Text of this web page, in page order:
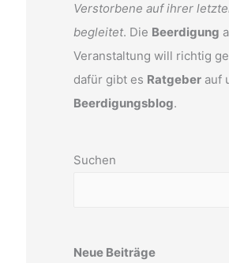
Verstorbene auf ihrer
begleitet. Die Beerdigung
Veranstaltung will richtig
dafür gibt es Ratgeber auf
Beerdigungsblog.
Suchen
Neue Beiträge